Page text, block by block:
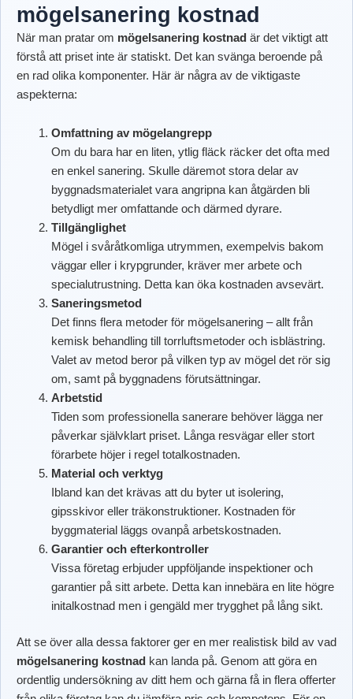
mögelsanering kostnad
När man pratar om mögelsanering kostnad är det viktigt att
förstå att priset inte är statiskt. Det kan svänga beroende på
en rad olika komponenter. Här är några av de viktigaste
aspekterna:
Omfattning av mögelangrepp
Om du bara har en liten, ytlig fläck räcker det ofta med
en enkel sanering. Skulle däremot stora delar av
byggnadsmaterialet vara angripna kan åtgärden bli
betydligt mer omfattande och därmed dyrare.
Tillgänglighet
Mögel i svåråtkomliga utrymmen, exempelvis bakom
väggar eller i krypgrunder, kräver mer arbete och
specialutrustning. Detta kan öka kostnaden avsevärt.
Saneringsmetod
Det finns flera metoder för mögelsanering – allt från
kemisk behandling till torrluftsmetoder och isblästring.
Valet av metod beror på vilken typ av mögel det rör sig
om, samt på byggnadens förutsättningar.
Arbetstid
Tiden som professionella sanerare behöver lägga ner
påverkar självklart priset. Långa resvägar eller stort
förarbete höjer i regel totalkostnaden.
Material och verktyg
Ibland kan det krävas att du byter ut isolering,
gipsskivor eller träkonstruktioner. Kostnaden för
byggmaterial läggs ovanpå arbetskostnaden.
Garantier och efterkontroller
Vissa företag erbjuder uppföljande inspektioner och
garantier på sitt arbete. Detta kan innebära en lite högre
initalkostnad men i gengäld mer trygghet på lång sikt.
Att se över alla dessa faktorer ger en mer realistisk bild av vad
mögelsanering kostnad kan landa på. Genom att göra en
ordentlig undersökning av ditt hem och gärna få in flera offerter